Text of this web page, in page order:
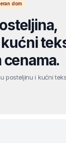
dom
posteljinu i kućni